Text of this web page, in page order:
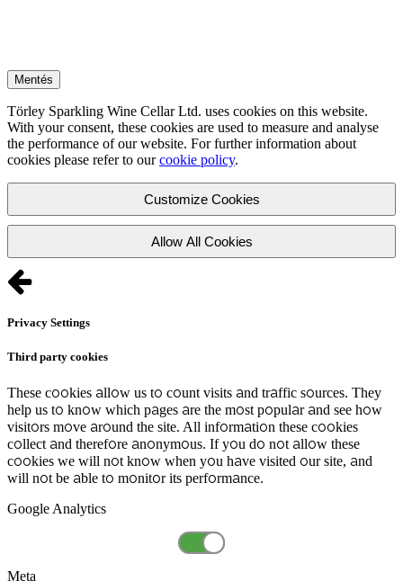
Mentés
Törley Sparkling Wine Cellar Ltd. uses cookies on this website.
With your consent, these cookies are used to measure and analyse
the performance of our website. For further information about
cookies please refer to ourcookie policy.
Customize Cookies
Allow All Cookies
Privacy Settings
Third party cookies
These cookies allow us to count visits and traffic sources. They
help us to know which pages are the most popular and see how
visitors move around the site. All information these cookies
collect and therefore anonymous. If you do not allow these
cookies we will not know when you have visited our site, and
will not be able to monitor its performance.
Google Analytics
Meta